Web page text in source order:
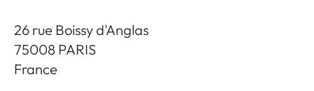
26 rue Boissy d'Anglas
75008 PARIS
France